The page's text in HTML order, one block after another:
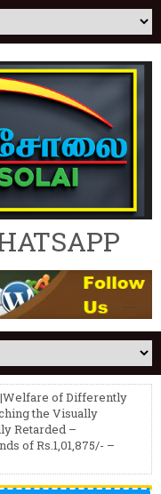
of Differently
the Visually
Retarded –
of Rs.1,01,875/- –